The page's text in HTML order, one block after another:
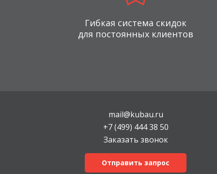
Гибкая система скидок
для постоянных клиентов
mail@kubau.ru
+7 (499) 444 38 50
Заказать звонок
Отправить запрос